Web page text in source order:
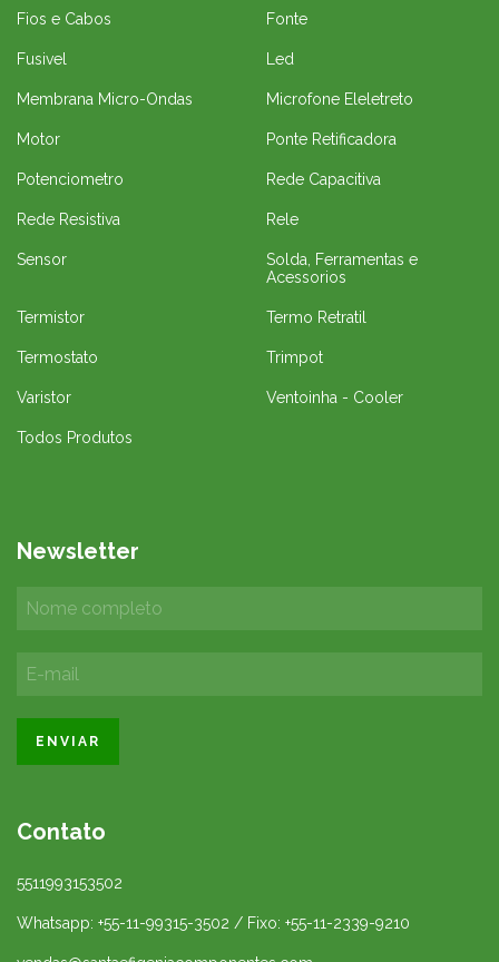
Fios e Cabos Fonte
Fusivel Led
Membrana Micro-Ondas Microfone Eleletreto
Motor Ponte Retificadora
Potenciometro Rede Capacitiva
Rede Resistiva Rele
Sensor
Solda, Ferramentas e
Acessorios
Termistor Termo Retratil
Termostato Trimpot
Varistor Ventoinha - Cooler
Todos Produtos
Newsletter
Contato
5511993153502
Whatsapp: +55-11-99315-3502 / Fixo: +55-11-2339-9210